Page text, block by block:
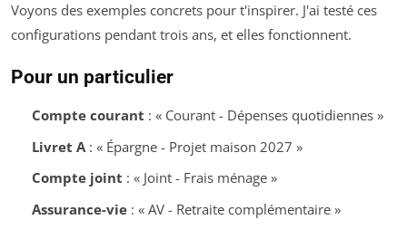
Voyons des exemples concrets pour t'inspirer. J'ai testé ces
configurations pendant trois ans, et elles fonctionnent.
Pour un particulier
Compte courant : « Courant - Dépenses quotidiennes »
Livret A: « Épargne - Projet maison 2027 »
Compte joint : « Joint - Frais ménage »
Assurance-vie: « AV - Retraite complémentaire »